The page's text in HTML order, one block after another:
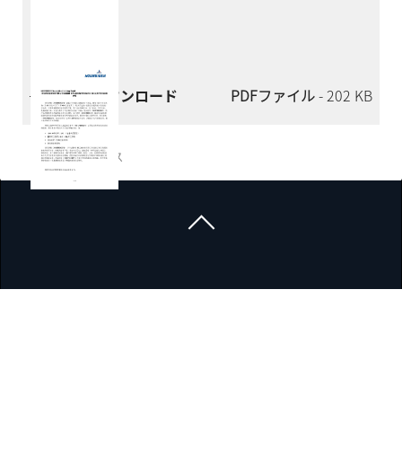
今すぐダウンロード PDFファイル- 202 KB
企業ガバナンス
ニュースルーム